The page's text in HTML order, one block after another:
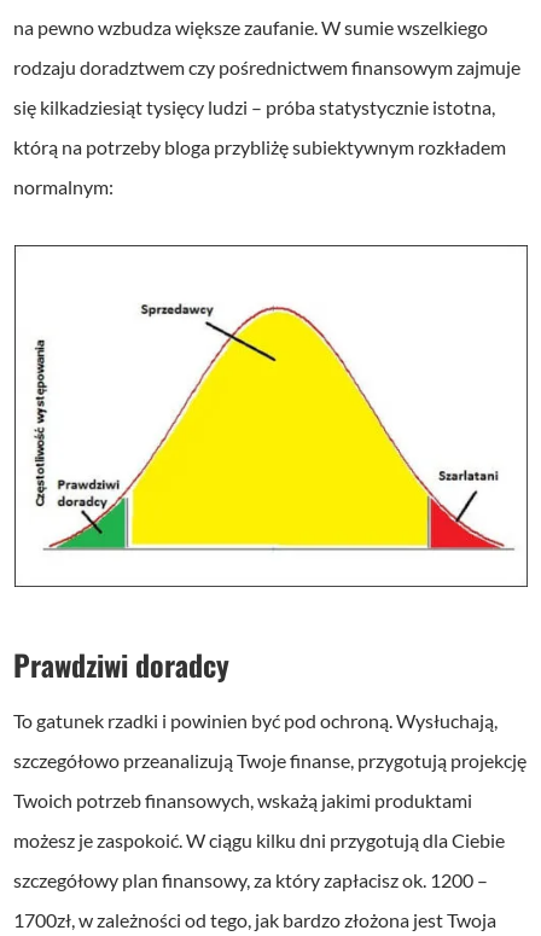
na pewno wzbudza większe zaufanie. W sumie wszelkiego
rodzaju doradztwem czy pośrednictwem finansowym zajmuje
się kilkadziesiąt tysięcy ludzi – próba statystycznie istotna,
którą na potrzeby bloga przybliżę subiektywnym rozkładem
normalnym:
Prawdziwi doradcy
To gatunek rzadki i powinien być pod ochroną. Wysłuchają,
szczegółowo przeanalizują Twoje finanse, przygotują projekcję
Twoich potrzeb finansowych, wskażą jakimi produktami
możesz je zaspokoić. W ciągu kilku dni przygotują dla Ciebie
szczegółowy plan finansowy, za który zapłacisz ok. 1200 –
1700zł, w zależności od tego, jak bardzo złożona jest Twoja